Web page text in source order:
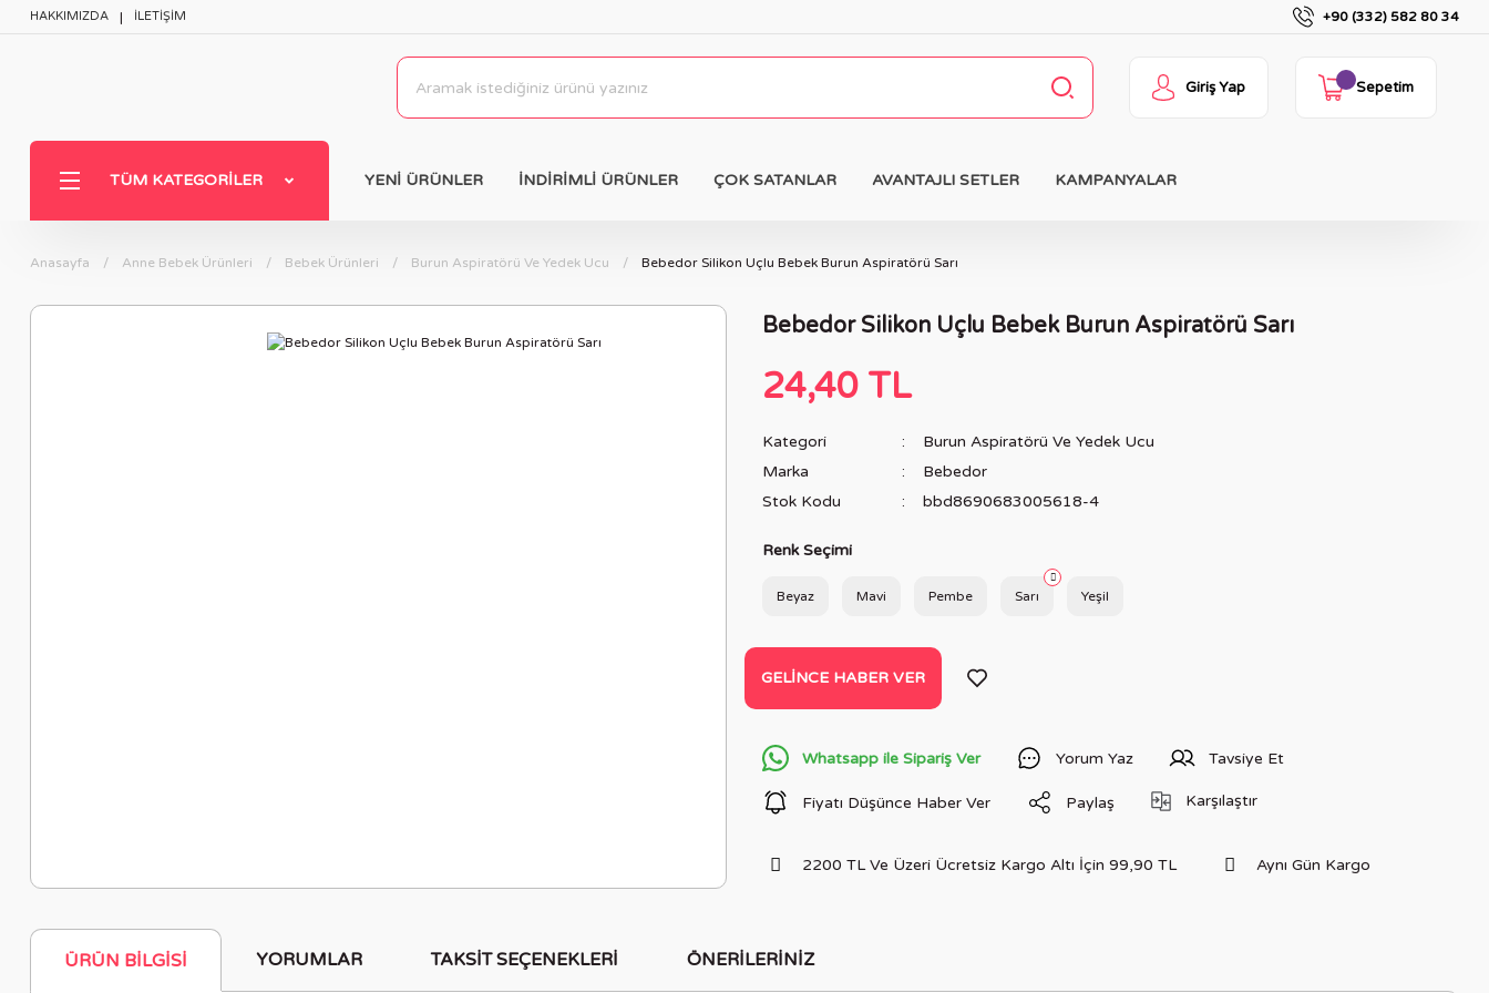
HAKKIMIZDA İLETİŞİM +90 (332) 582 80 34
Giriş Yap Sepetim
TÜM KATEGORILER YENİ ÜRÜNLER İNDİRİMLİ ÜRÜNLER ÇOK SATANLAR AVANTAJLI SETLER KAMPANYALAR
Anasayfa Anne Bebek Ürünleri Bebek Ürünleri Burun Aspiratörü Ve Yedek Ucu Bebedor Silikon Uçlu Bebek Burun Aspiratörü Sarı
Bebedor Silikon Uçlu Bebek Burun Aspiratörü Sarı
24,40 TL
Kategori
Burun Aspiratörü Ve Yedek Ucu
Marka
Bebedor
Stok Kodu
bbd8690683005618-4
Renk Seçimi
Beyaz Mavi Pembe Sarı Yeşil
GELINCE HABER VER
Whatsapp ile Sipariş Ver Yorum Yaz Tavsiye Et
Fiyatı Düşünce Haber Ver Paylaş Karşılaştır
2200 TL Ve Üzeri Ücretsiz Kargo Altı İçin 99,90 TL Aynı Gün Kargo
ÜRÜN BILGISI YORUMLAR TAKSIT SEÇENEKLERI ÖNERILERINIZ